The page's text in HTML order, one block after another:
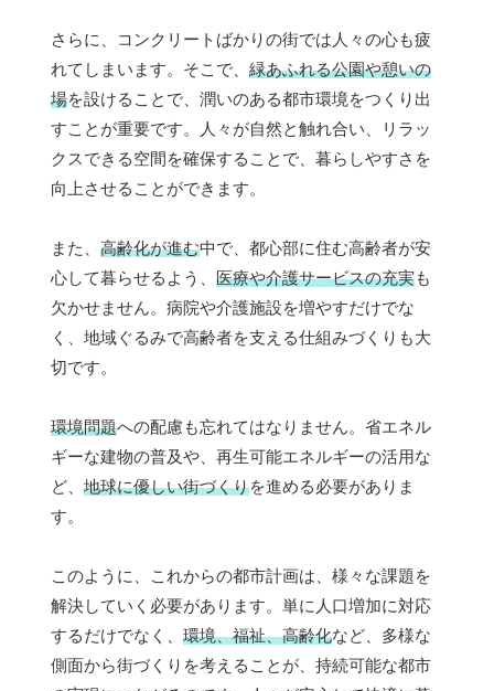
さらに、コンクリートばかりの街では人々の心も疲
れてしまいます。そこで、 緑あふれる公園や憩いの
場を設けることで、潤いのある都市環境をつくり出
すことが重要です。人々が自然と触れ合い、リラッ
クスできる空間を確保することで、暮らしやすさを
向上させることができます。
また、 高齢化が進む中で、都心部に住む高齢者が安
心して暮らせるよう、 医療や介護サービスの充実も
欠かせません。病院や介護施設を増やすだけでな
く、地域ぐるみで高齢者を支える仕組みづくりも大
切です。
環境問題への配慮も忘れてはなりません。省エネル
ギーな建物の普及や、再生可能エネルギーの活用な
ど、 地球に優しい街づくりを進める必要がありま
す。
このように、これからの都市計画は、様々な課題を
解決していく必要があります。単に人口増加に対応
するだけでなく、 環境、福祉、高齢化など、多様な
側面から街づくりを考えることが、持続可能な都市